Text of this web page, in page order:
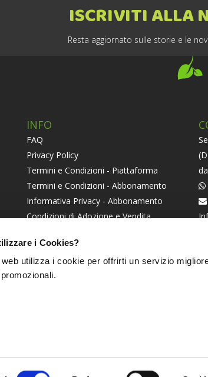
i Cookies?
utilizza i cookie per offrirti un servizio
ISCRIVITI ALLA
Resta aggiornato sulle storie e le
INFO
FAQ
Privacy Policy
Termini e Condizioni - Piattaforma
Termini e Condizioni - Abbonamento
Informativa Privacy - Abbonamento
Condizioni di Adozione e Vendita
Informativa Societaria
PARTNERS